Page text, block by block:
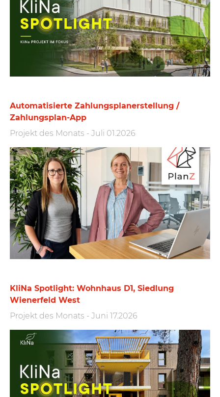
Automatisierte Zahlungs­plan­erstellung /
Zahlungs­plan-App
Projekt des Monats - Juli 01.2026
KliNa Spotlight: Wohnhaus D1, Siedlung
Wienerfeld West
Projekt des Monats - Juni 17.2026